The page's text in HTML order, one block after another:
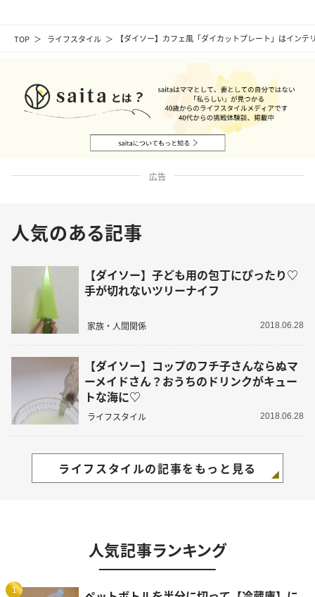
TOP ライフスタイル 【ダイソー】カフェ風「ダイカットプレート」はイン
広告
人気のある記事
【ダイソー】子ども用の包丁にぴったり♡
手が切れないツリーナイフ
家族・人間関係 2018.06.28
【ダイソー】コップのフチ子さんならぬマ
ーメイドさん？おうちのドリンクがキュー
トな海に♡
ライフスタイル 2018.06.28
ライフスタイルの記事をもっと見る
人気記事ランキング
1